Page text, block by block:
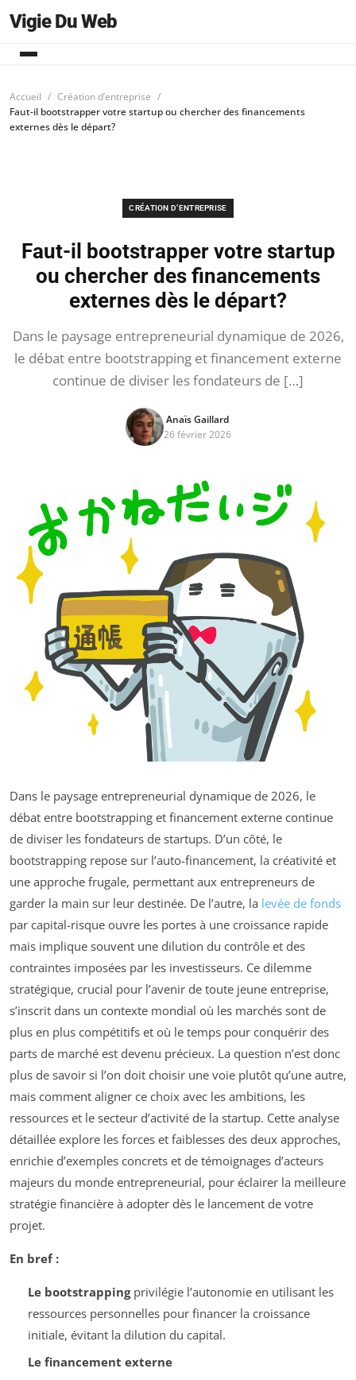
Vigie Du Web
Accueil
Création d’entreprise
Faut-il bootstrapper votre startup ou chercher des financements
externes dès le départ?
CRÉATION D’ENTREPRISE
Faut-il bootstrapper votre startup
ou chercher des financements
externes dès le départ?
Dans le paysage entrepreneurial dynamique de 2026,
le débat entre bootstrapping et financement externe
continue de diviser les fondateurs de […]
Anaïs Gaillard
26 février 2026
Dans le paysage entrepreneurial dynamique de 2026, le
débat entre bootstrapping et financement externe continue
de diviser les fondateurs de startups. D’un côté, le
bootstrapping repose sur l’auto-financement, la créativité et
une approche frugale, permettant aux entrepreneurs de
garder la main sur leur destinée. De l’autre, la levée de fonds
par capital-risque ouvre les portes à une croissance rapide
mais implique souvent une dilution du contrôle et des
contraintes imposées par les investisseurs. Ce dilemme
stratégique, crucial pour l’avenir de toute jeune entreprise,
s’inscrit dans un contexte mondial où les marchés sont de
plus en plus compétitifs et où le temps pour conquérir des
parts de marché est devenu précieux. La question n’est donc
plus de savoir si l’on doit choisir une voie plutôt qu’une autre,
mais comment aligner ce choix avec les ambitions, les
ressources et le secteur d’activité de la startup. Cette analyse
détaillée explore les forces et faiblesses des deux approches,
enrichie d’exemples concrets et de témoignages d’acteurs
majeurs du monde entrepreneurial, pour éclairer la meilleure
stratégie financière à adopter dès le lancement de votre
projet.
En bref :
Le bootstrappingprivilégie l’autonomie en utilisant les
ressources personnelles pour financer la croissance
initiale, évitant la dilution du capital.
Le financement externe